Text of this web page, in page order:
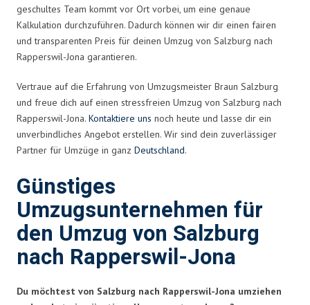
geschultes Team kommt vor Ort vorbei, um eine genaue
Kalkulation durchzuführen. Dadurch können wir dir einen fairen
und transparenten Preis für deinen Umzug von Salzburg nach
Rapperswil-Jona garantieren.
Vertraue auf die Erfahrung von Umzugsmeister Braun Salzburg
und freue dich auf einen stressfreien Umzug von Salzburg nach
Rapperswil-Jona. Kontaktiere uns noch heute und lasse dir ein
unverbindliches Angebot erstellen. Wir sind dein zuverlässiger
Partner für Umzüge in ganz Deutschland.
Günstiges
Umzugsunternehmen für
den Umzug von Salzburg
nach Rapperswil-Jona
Du möchtest von Salzburg nach Rapperswil-Jona umziehen